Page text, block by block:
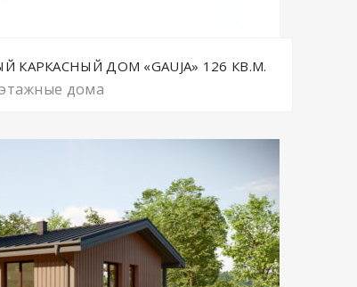
ДОМ «GAUJA» 126 КВ.М.
дома